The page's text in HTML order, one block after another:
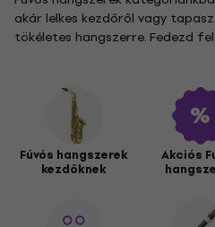
akár lelkes kezdőről vagy
tökéletes hangszerre. Fedezd
A klasszikus és népzenei
zobcové flauty
lágy hangja és a
szólama is tökéletes választás.
vágysz, merülj el a saxofóny
fedezd fel atrúbky, kornety a
A zenei élményt a
Fúvós hangszerek
kezdőknek
Akciós